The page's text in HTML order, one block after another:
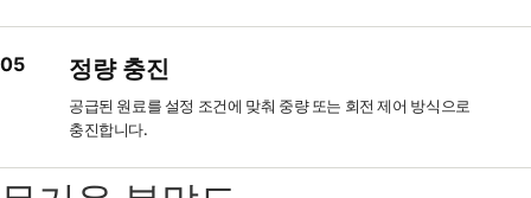
05 정량 충진
공급된 원료를 설정 조건에 맞춰 중량 또는 회전 제어 방식으로
충진합니다.